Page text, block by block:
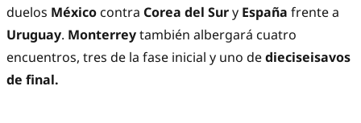
duelos México contra Corea del Sury España frente a
Uruguay. Monterreytambién albergará cuatro
encuentros, tres de la fase inicial y uno dedieciseisavos
de final.